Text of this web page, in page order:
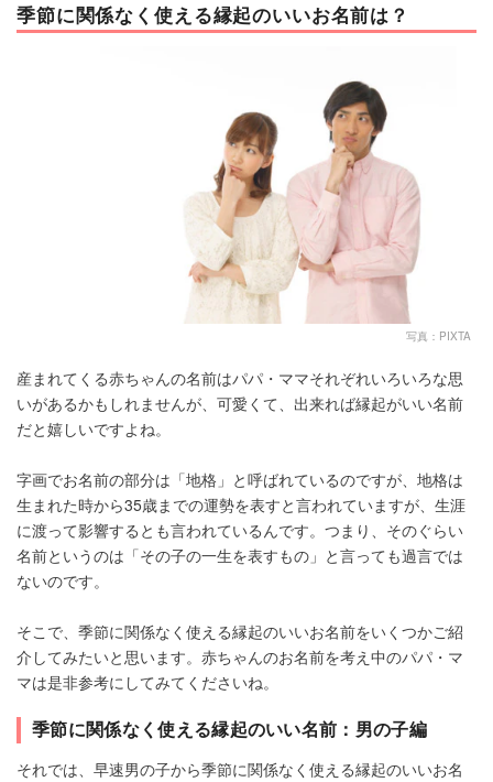
季節に関係なく使える縁起のいいお名前は？
写真：PIXTA
産まれてくる赤ちゃんの名前はパパ・ママそれぞれいろいろな思
いがあるかもしれませんが、可愛くて、出来れば縁起がいい名前
だと嬉しいですよね。
字画でお名前の部分は「地格」と呼ばれているのですが、地格は
生まれた時から35歳までの運勢を表すと言われていますが、生涯
に渡って影響するとも言われているんです。つまり、そのぐらい
名前というのは「その子の一生を表すもの」と言っても過言では
ないのです。
そこで、季節に関係なく使える縁起のいいお名前をいくつかご紹
介してみたいと思います。赤ちゃんのお名前を考え中のパパ・マ
マは是非参考にしてみてくださいね。
季節に関係なく使える縁起のいい名前：男の子編
それでは、早速男の子から季節に関係なく使える縁起のいいお名